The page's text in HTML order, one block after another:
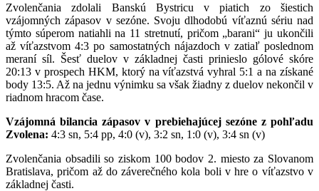
Zvolenčania zdolali Banskú Bystricu v piatich zo šiestich
vzájomných zápasov v sezóne. Svoju dlhodobú víťaznú sériu nad
týmto súperom natiahli na 11 stretnutí, pričom „barani“ ju ukončili
až víťazstvom 4:3 po samostatných nájazdoch v zatiaľ poslednom
meraní síl. Šesť duelov v základnej časti prinieslo gólové skóre
20:13 v prospech HKM, ktorý na víťazstvá vyhral 5:1 a na získané
body 13:5. Až na jednu výnimku sa však žiadny z duelov nekončil v
riadnom hracom čase.
Vzájomná bilancia zápasov v prebiehajúcej sezóne z pohľadu
Zvolena: 4:3 sn, 5:4 pp, 4:0 (v), 3:2 sn, 1:0 (v), 3:4 sn (v)
Zvolenčania obsadili so ziskom 100 bodov 2. miesto za Slovanom
Bratislava, pričom až do záverečného kola boli v hre o víťazstvo v
základnej časti.